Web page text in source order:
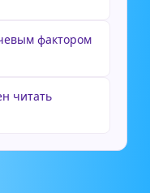
фактором
читать